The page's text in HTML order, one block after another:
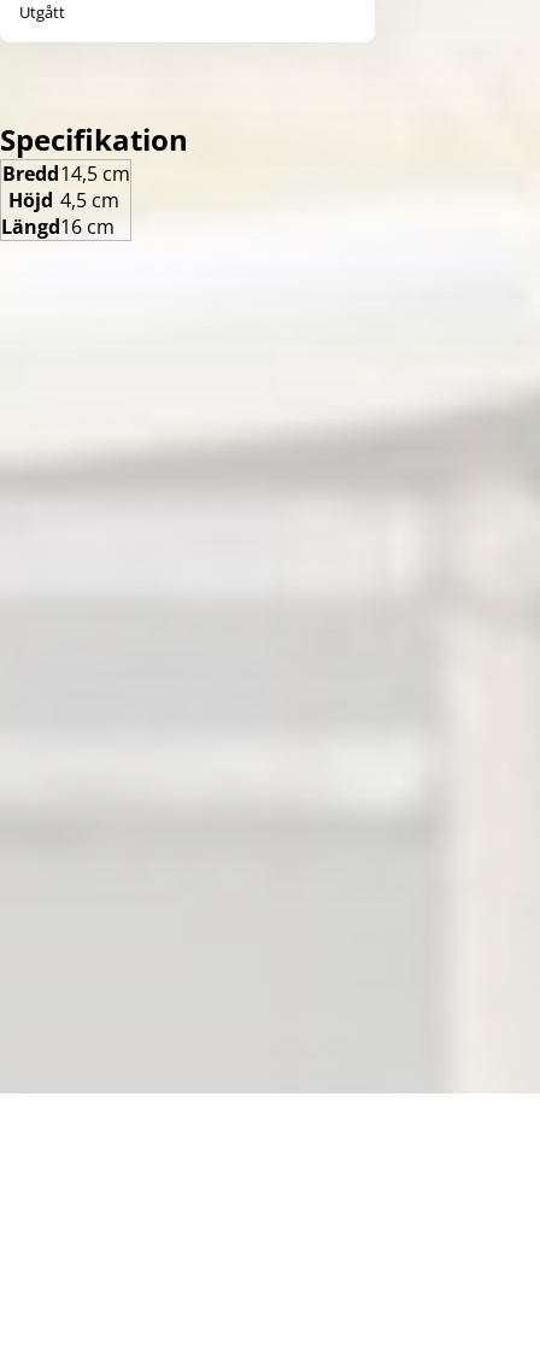
Utgått
Specifikation
Bredd14,5 cm
Höjd 4,5 cm
Längd16 cm